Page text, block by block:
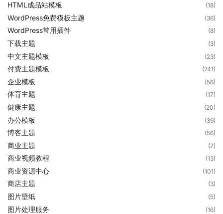
HTML成品站模板 (18)
WordPress免费模板主题 (36)
WordPress常用插件 (8)
下载主题 (3)
中文主题模板 (23)
付费主题模板 (741)
企业模板 (56)
体育主题 (17)
健康主题 (20)
办公模板 (39)
博客主题 (56)
商业主题 (7)
商业视频教程 (13)
商业资源中心 (101)
商店主题 (3)
图片壁纸 (5)
图片处理服务 (16)